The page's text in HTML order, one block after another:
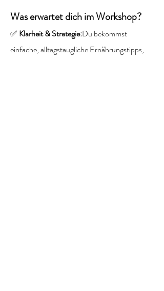
Was erwartet dich im Workshop?
✅ Klarheit & Strategie:Du bekommst
einfache, alltagstaugliche Ernährungstipps,